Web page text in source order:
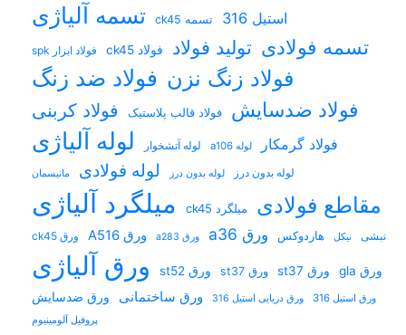
استیل 316 تسمه ck45 تسمه آلیاژی
تسمه فولادی تولید فولاد فولاد ck45 فولاد ابزار spk
فولاد زنگ نزن فولاد ضد زنگ
فولاد ضدسایش فولاد قالب پلاستیک فولاد کربنی
فولاد گرمکار لوله a106 لوله آتشخوار لوله آلیاژی
لوله بدون درز لوله بدون درز لوله فولادی مانیسمان
مقاطع فولادی میلگرد ck45 میلگرد آلیاژی
نبشی نیکل هاردوکس ورق a36 ورق a283 ورق A516 ورق ck45
ورق gla ورق st37 ورق st37 ورق st52 ورق آلیاژی
ورق استیل 316 ورق دریایی استیل 316 ورق ساختمانی ورق ضدسایش
پروفیل آلومینیوم